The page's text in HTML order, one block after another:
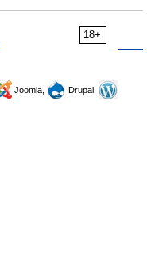
18+
Joomla,
Drupal,